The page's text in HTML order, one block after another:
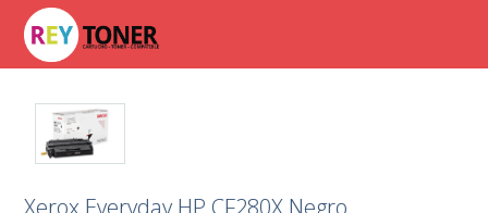
Xerox Everyday HP CF280X Negro